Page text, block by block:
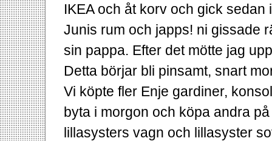
IKEA och åt korv och gick
Junis rum och japps! ni gissade
sin pappa. Efter det mötte jag
Detta börjar bli pinsamt, snart
Vi köpte fler Enje gardiner,
byta i morgon och köpa andra
lillasysters vagn och lillasyster